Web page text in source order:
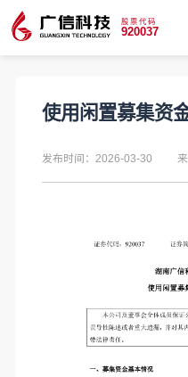
股票代码
920037
使用闲置募集资
发布时间：2026-03-30 来